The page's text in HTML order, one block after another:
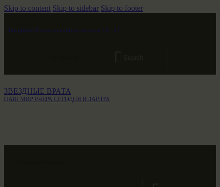
Skip to content Skip to sidebar Skip to footer
Звездные Врата открыты сегодня 10 - 17
ЗВЕЗДНЫЕ ВРАТА
НАШ МИР ВЧЕРА СЕГОДНЯ И ЗАВТРА